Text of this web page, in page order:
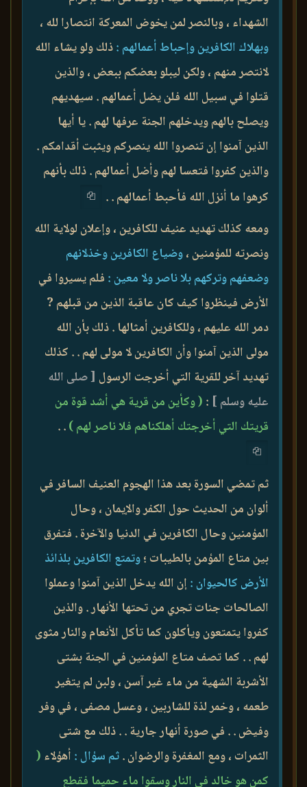
الشهداء ، وبالنصر لمن يخوض المعركة انتصارا لله ،
وبهلاك الكافرين وإحباط أعمالهم :ذلك ولو يشاء الله
لانتصر منهم ، ولكن ليبلو بعضكم ببعض ، والذين
قتلوا في سبيل الله فلن يضل أعمالهم . سيهديهم
ويصلح بالهم ويدخلهم الجنة عرفها لهم . يا أيها
الذين آمنوا إن تنصروا الله ينصركم ويثبت أقدامكم .
والذين كفروا فتعسا لهم وأضل أعمالهم . ذلك بأنهم
كرهوا ما أنزل الله فأحبط أعمالهم . .
ومعه كذلك تهديد عنيف للكافرين ، وإعلان لولاية الله
ونصرته للمؤمنين ،وضياع الكافرين وخذلانهم
وضعفهم وتركهم بلا ناصر ولا معين : فلم يسيروا في
الأرض فينظروا كيف كان عاقبة الذين من قبلهم ?
دمر الله عليهم ، وللكافرين أمثالها . ذلك بأن الله
مولى الذين آمنوا وأن الكافرين لا مولى لهم . . كذلك
تهديد آخر للقرية التي أخرجت الرسول [ صلى الله
عليه وسلم ] : ( وكأين من قرية هي أشد قوة من
قريتك التي أخرجتك أهلكناهم فلا ناصر لهم ). .
ثم تمضي السورة بعد هذا الهجوم العنيف السافر في
ألوان من الحديث حول الكفر والإيمان ، وحال
المؤمنين وحال الكافرين في الدنيا والآخرة . فتفرق
بين متاع المؤمن بالطيبات ؛وتمتع الكافرين بلذائذ
الأرض كالحيوان :إن الله يدخل الذين آمنوا وعملوا
الصالحات جنات تجري من تحتها الأنهار . والذين
كفروا يتمتعون ويأكلون كما تأكل الأنعام والنار مثوى
لهم . . كما تصف متاع المؤمنين في الجنة بشتى
الأشربة الشهية من ماء غير آسن ، ولبن لم يتغير
طعمه ، وخمر لذة للشاربين ، وعسل مصفى ، في وفر
وفيض . . في صورة أنهار جارية . . ذلك مع شتى
الثمرات ، ومع المغفرة والرضوان .ثم سؤال : أهؤلاء (
كمن هو خالد في النار وسقوا ماء حميما فقطع